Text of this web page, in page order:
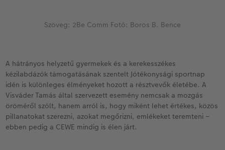
Így működik
Art Collection CEWE FOTÓKÖNYV
Kiegészítők
CEWE myPhotos
Képméretek
Art Prints
Fotókidolgozás normál
Fényképtároló dobozok
Galériafotó
Esküvői köszöntő tábla
Poszterléc
Hexxas
Kiskedvencek világa
Fényképes ajándékdobozok
Textíliák
Art Prints
CEWE myPhotos
Fotózási tippek és trükkök
Híreink
CEWE sztorik
Egyedi ajándékötletek
Szöveg: 2Be Comm Fotó: Boros B. Bence
A hátrányos helyzetű gyermekek és a kerekesszékes
kézilabdázók támogatásának szentelt Jótékonysági sportnap
idén is különleges élményeket hozott a résztvevők életébe. A
Visváder Tamás által szervezett esemény nemcsak a mozgás
öröméről szólt, hanem arról is, hogy miként lehet értékes, közös
pillanatokat szerezni, azokat megőrizni, emlékeket teremteni –
ebben pedig a CEWE mindig is élen járt.